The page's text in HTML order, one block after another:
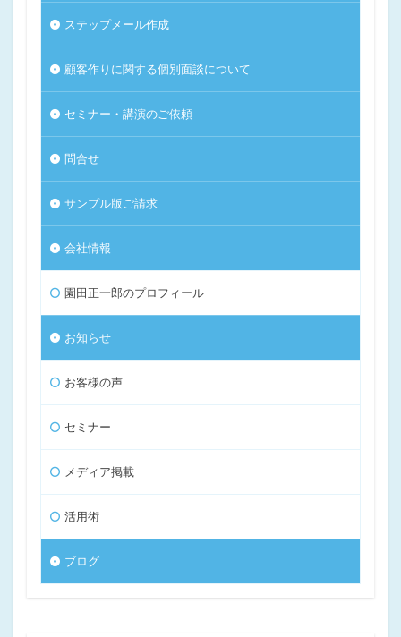
ステップメール作成
顧客作りに関する個別面談について
セミナー・講演のご依頼
問合せ
サンプル版ご請求
会社情報
園田正一郎のプロフィール
お知らせ
お客様の声
セミナー
メディア掲載
活用術
ブログ